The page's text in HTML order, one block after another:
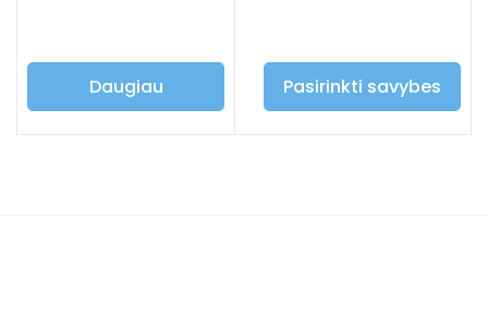
Daugiau Pasirinkti savybes